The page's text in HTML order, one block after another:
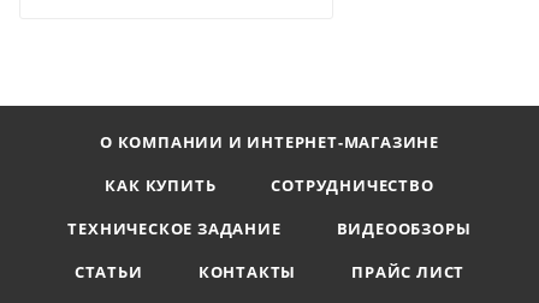
О КОМПАНИИ И ИНТЕРНЕТ-МАГАЗИНЕ
КАК КУПИТЬ
СОТРУДНИЧЕСТВО
ТЕХНИЧЕСКОЕ ЗАДАНИЕ
ВИДЕООБЗОРЫ
СТАТЬИ
КОНТАКТЫ
ПРАЙС ЛИСТ